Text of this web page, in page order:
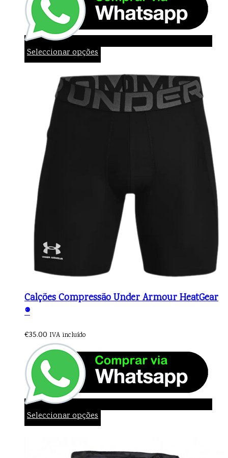
Seleccionar opções
Calções Compressão Under Armour HeatGear
®
€35.00 IVA incluído
Seleccionar opções